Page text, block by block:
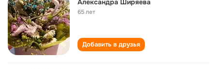
Александра Ширяева
65 лет
Добавить в друзья